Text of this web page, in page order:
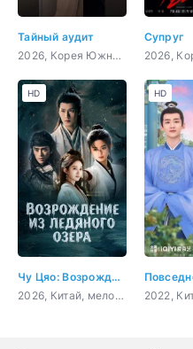
Тайный аудит
2026, Корея Южная, мелодрама, комедия
Супруг
Чу Цяо: Возрождение из Ледяного озера
2026, Китай, мелодрама
HD HD